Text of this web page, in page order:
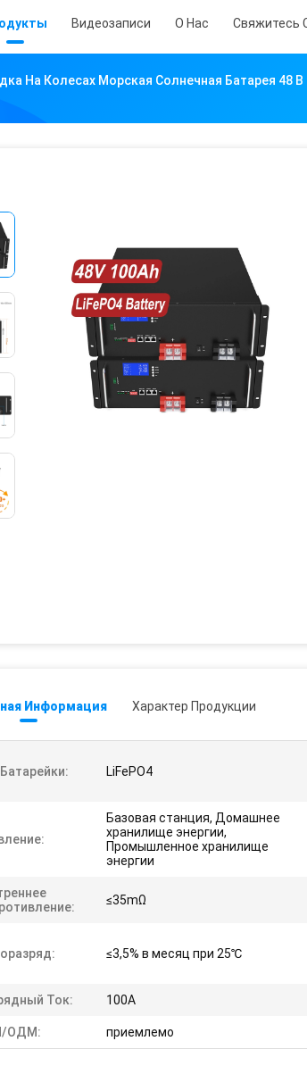
Видеозаписи О Нас Свяжитесь
На Колесах Морская Солнечная Батарея 48 В
Информация Характер Продукции
LiFePO4
Базовая станция, Домашнее
хранилище энергии,
Промышленное хранилище
энергии
≤35mΩ
≤3,5% в месяц при 25℃
Ток: 100А
ОДМ: приемлемо